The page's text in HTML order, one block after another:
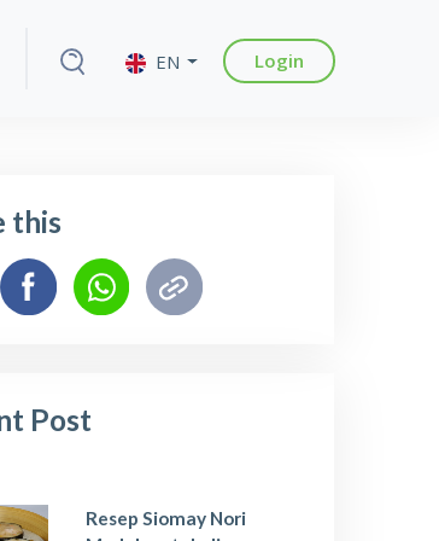
EN Login
this
Post
Resep Siomay Nori